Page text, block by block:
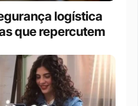
logística
que repercutem